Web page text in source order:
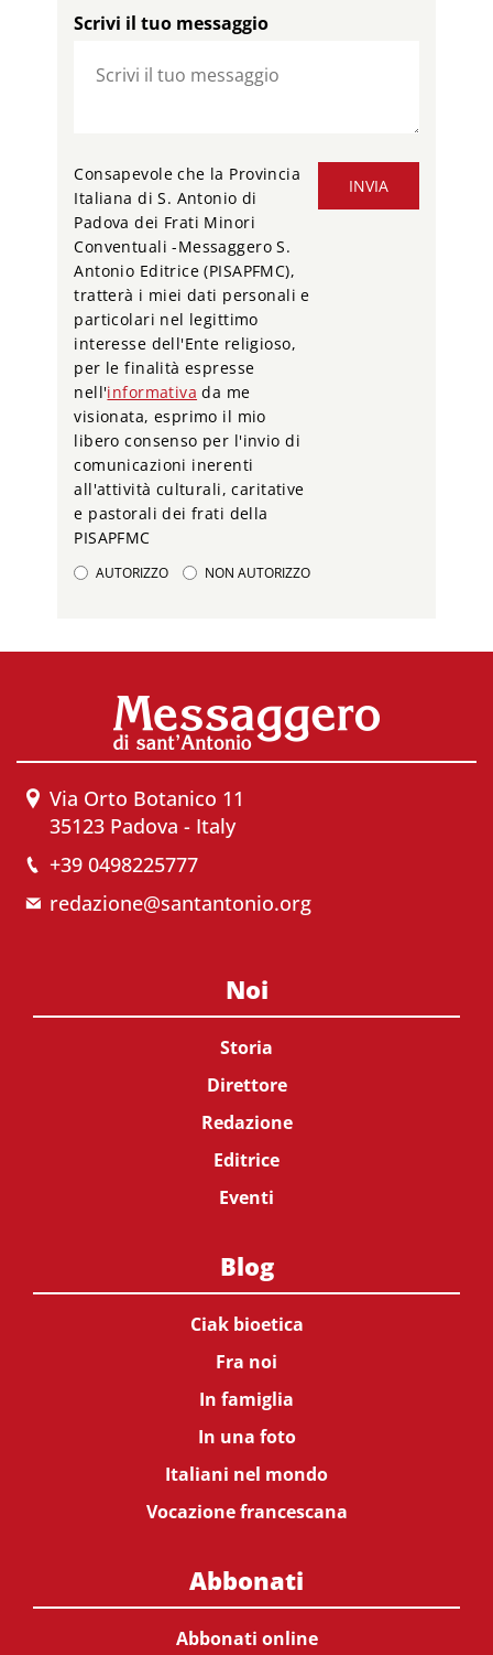
Scrivi il tuo messaggio
INVIA
Consapevole che la Provincia
Italiana di S. Antonio di
Padova dei Frati Minori
Conventuali -Messaggero S.
Antonio Editrice (PISAPFMC),
tratterà i miei dati personali e
particolari nel legittimo
interesse dell'Ente religioso,
per le finalità espresse
nell'informativa da me
visionata, esprimo il mio
libero consenso per l'invio di
comunicazioni inerenti
all'attività culturali, caritative
e pastorali dei frati della
PISAPFMC
AUTORIZZO NON AUTORIZZO
Via Orto Botanico 11
35123 Padova - Italy
+39 0498225777
redazione@santantonio.org
Noi
Storia
Direttore
Redazione
Editrice
Eventi
Blog
Ciak bioetica
Fra noi
In famiglia
In una foto
Italiani nel mondo
Vocazione francescana
Abbonati
Abbonati online